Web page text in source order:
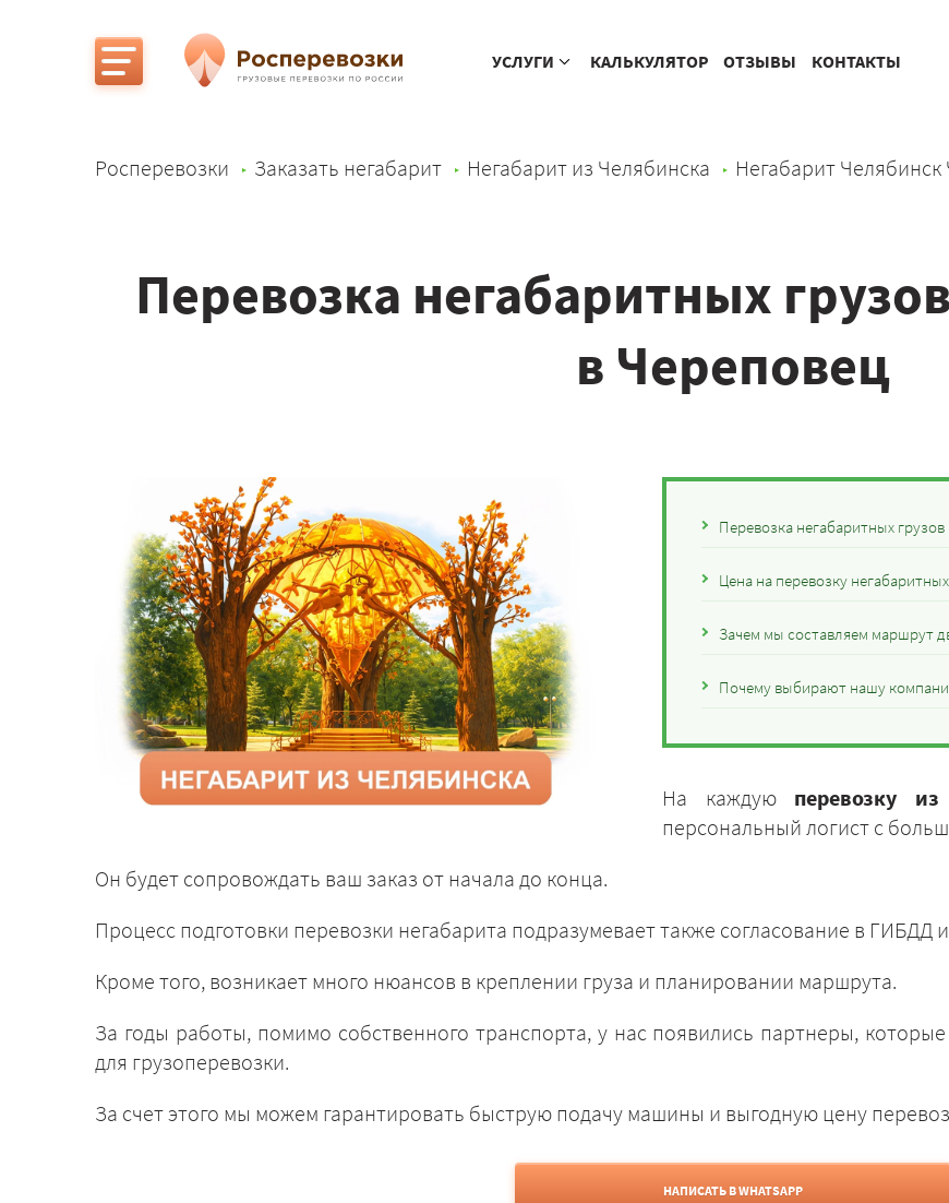
УСЛУГИ КАЛЬКУЛЯТОР ОТЗЫВЫ КОНТАКТЫ
Росперевозки Заказать негабарит Негабарит из Челябинска Негабарит
Перевозка негабаритных
в Череповец
Перевозка негабаритных
Цена на перевозку
Зачем мы составляем маршрут
Почему выбирают нашу
На каждую перевозку
персональный логист с
Он будет сопровождать ваш заказ от начала до конца.
Процесс подготовки перевозки негабарита подразумевает также согласование в ГИБДД
Кроме того, возникает много нюансов в креплении груза и планировании маршрута.
За годы работы, помимо собственного транспорта, у нас появились партнеры,
для грузоперевозки.
За счет этого мы можем гарантировать быструю подачу машины и выгодную цену
НАПИСАТЬ В WHATSAPP